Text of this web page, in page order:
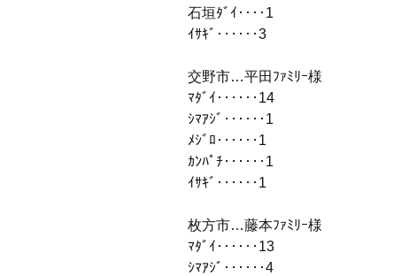
石垣ﾀﾞｲ‥‥1
ｲｻｷﾞ‥‥‥3
交野市…平田ﾌｧﾐﾘｰ様
ﾏﾀﾞｲ‥‥‥14
ｼﾏｱｼﾞ‥‥‥1
ﾒｼﾞﾛ‥‥‥1
ｶﾝﾊﾟﾁ‥‥‥1
ｲｻｷﾞ‥‥‥1
枚方市…藤本ﾌｧﾐﾘｰ様
ﾏﾀﾞｲ‥‥‥13
ｼﾏｱｼﾞ‥‥‥4